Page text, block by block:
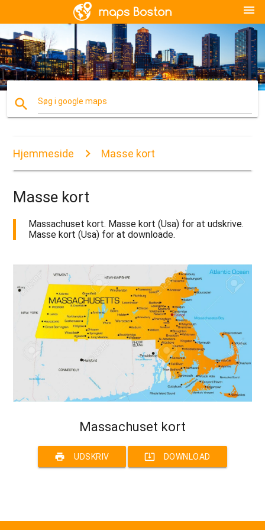
menu
search Søg i google maps
Hjemmeside Masse kort
Masse kort
Massachuset kort. Masse kort (Usa) for at udskrive.
Masse kort (Usa) for at downloade.
Massachuset kort
print UDSKRIV system_update_alt DOWNLOAD